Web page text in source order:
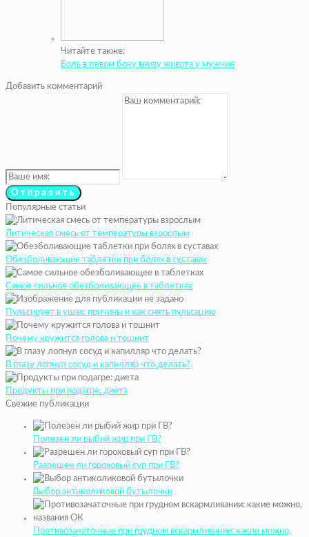
Читайте также:
Боль в левом боку внизу живота у мужчин
Добавить комментарий
Популярные статьи
Литическая смесь от температуры взрослым
Обезболивающие таблетки при болях в суставах
Самое сильное обезболивающее в таблетках
Пульсирует в ушах: причины и как снять пульсацию
Почему кружится голова и тошнит
В глазу лопнул сосуд и капилляр что делать?
Продукты при подагре: диета
Свежие публикации
Полезен ли рыбий жир при ГВ?
Разрешен ли гороховый суп при ГВ?
Выбор антиколиковой бутылочки
Противозачаточные при грудном вскармливании: какие можно,